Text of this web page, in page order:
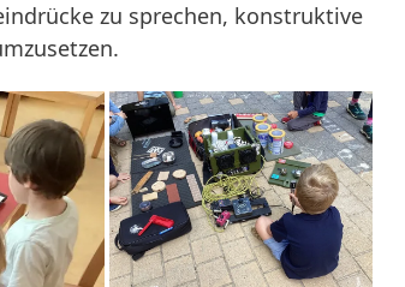
zu sprechen, konstruktive